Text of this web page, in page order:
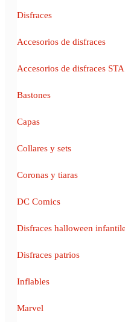
Disfraces
Accesorios de disfraces
Accesorios de disfraces
Bastones
Capas
Collares y sets
Coronas y tiaras
DC Comics
Disfraces halloween
Disfraces patrios
Inflables
Marvel